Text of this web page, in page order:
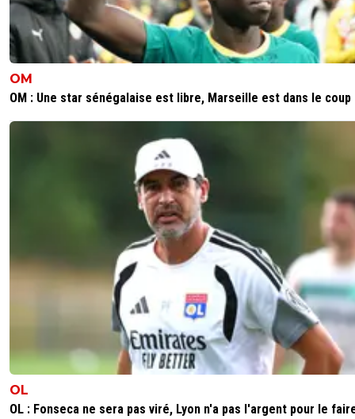
OM
OM : Une star sénégalaise est libre, Marseille est dans le coup
OL
OL : Fonseca ne sera pas viré, Lyon n'a pas l'argent pour le